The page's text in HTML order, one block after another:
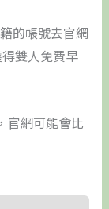
的帳號去官網
雙人免費早
官網可能會比